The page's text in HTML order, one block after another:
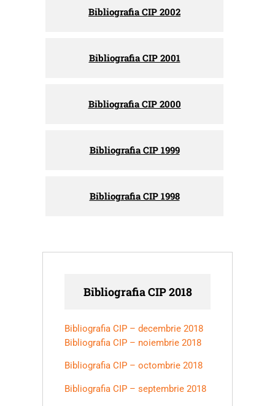
Bibliografia CIP 2002
Bibliografia CIP 2001
Bibliografia CIP 2000
Bibliografia CIP 1999
Bibliografia CIP 1998
Bibliografia CIP 2018
Bibliografia CIP – decembrie 2018
Bibliografia CIP – noiembrie 2018
Bibliografia CIP – octombrie 2018
Bibliografia CIP – septembrie 2018